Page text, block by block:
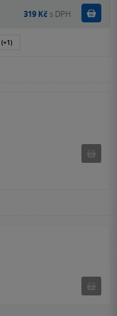
319 Kč s DPH
(+1)